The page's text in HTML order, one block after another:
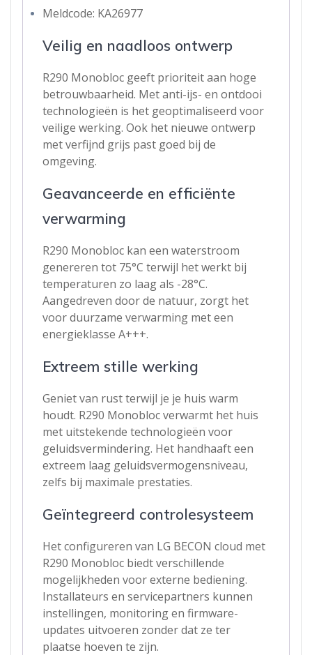
Meldcode: KA26977
Veilig en naadloos ontwerp
R290 Monobloc geeft prioriteit aan hoge
betrouwbaarheid. Met anti-ijs- en ontdooi
technologieën is het geoptimaliseerd voor
veilige werking. Ook het nieuwe ontwerp
met verfijnd grijs past goed bij de
omgeving.
Geavanceerde en efficiënte
verwarming
R290 Monobloc kan een waterstroom
genereren tot 75°C terwijl het werkt bij
temperaturen zo laag als -28°C.
Aangedreven door de natuur, zorgt het
voor duurzame verwarming met een
energieklasse A+++.
Extreem stille werking
Geniet van rust terwijl je je huis warm
houdt. R290 Monobloc verwarmt het huis
met uitstekende technologieën voor
geluidsvermindering. Het handhaaft een
extreem laag geluidsvermogensniveau,
zelfs bij maximale prestaties.
Geïntegreerd controlesysteem
Het configureren van LG BECON cloud met
R290 Monobloc biedt verschillende
mogelijkheden voor externe bediening.
Installateurs en servicepartners kunnen
instellingen, monitoring en firmware-
updates uitvoeren zonder dat ze ter
plaatse hoeven te zijn.